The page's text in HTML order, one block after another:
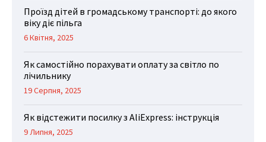
Проїзд дітей в громадському транспорті: до якого
віку діє пільга
6 Квітня, 2025
Як самостійно порахувати оплату за світло по
лічильнику
19 Серпня, 2025
Як відстежити посилку з AliExpress: інструкція
9 Липня, 2025